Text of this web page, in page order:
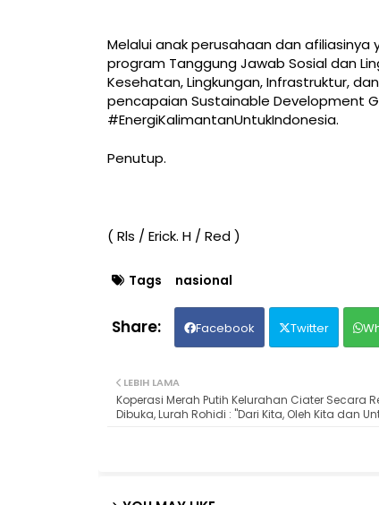
Melalui anak perusahaan dan afiliasinya
program Tanggung Jawab Sosial dan
Kesehatan, Lingkungan, Infrastruktur,
pencapaian Sustainable Development
#EnergiKalimantanUntukIndonesia.
Penutup.
( Rls / Erick. H / Red )
Tags nasional
Facebook Twitter
LEBIH LAMA
Koperasi Merah Putih Kelurahan Ciater Secara
Dibuka, Lurah Rohidi : "Dari Kita, Oleh Kita dan